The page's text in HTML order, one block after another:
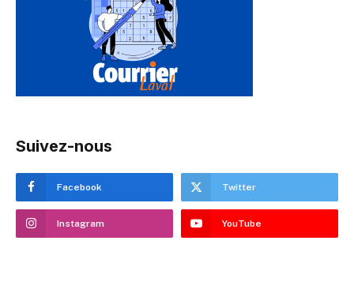
Suivez-nous
Facebook Twitter
Instagram YouTube